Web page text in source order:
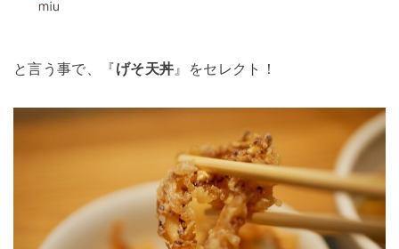
と言う事で、『げそ天丼 』をセレクト！